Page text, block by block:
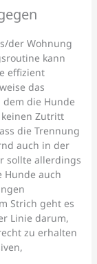
der Wohnung
kann
effizient
das
die Hunde
Zutritt
die Trennung
auch in der
sollte allerdings
Hunde auch
Strich geht es
Linie darum,
zu erhalten